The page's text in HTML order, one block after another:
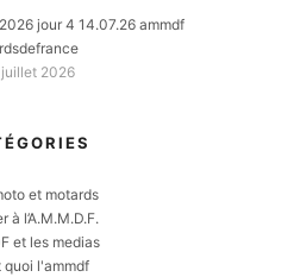
jour 4 14.07.26 ammdf
juillet 2026
et motards
à l’A.M.M.D.F.
et les medias
quoi l'ammdf